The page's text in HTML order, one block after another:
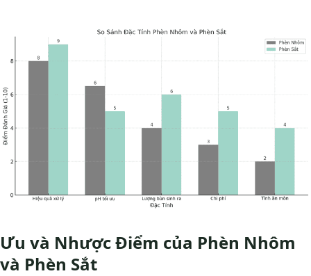
Ưu và Nhược Điểm của Phèn Nhôm
và Phèn Sắt